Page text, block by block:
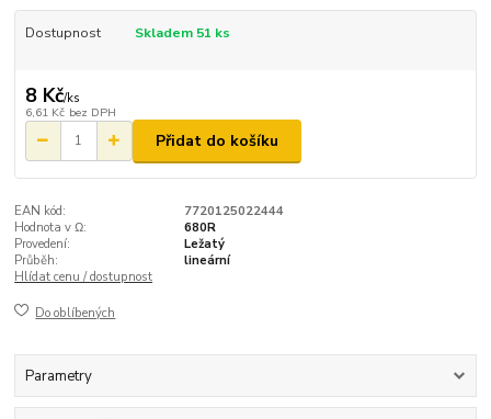
Dostupnost Skladem 51 ks
8 Kč/ks
6,61 Kč bez DPH
Přidat do košíku
EAN kód:
7720125022444
Hodnota v Ω:
680R
Provedení:
Ležatý
Průběh:
lineární
Hlídat cenu / dostupnost
Do oblíbených
Parametry